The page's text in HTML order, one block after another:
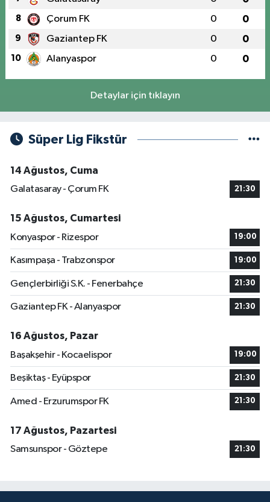
8 Çorum FK 0 0
9 Gaziantep FK 0 0
10 Alanyaspor 0 0
Detaylar için tıklayın
Süper Lig Fikstür
14 Ağustos, Cuma
Galatasaray - Çorum FK
21:30
15 Ağustos, Cumartesi
Konyaspor - Rizespor
19:00
Kasımpaşa - Trabzonspor 19:00
Gençlerbirliği S.K. - Fenerbahçe 21:30
Gaziantep FK - Alanyaspor 21:30
16 Ağustos, Pazar
Başakşehir - Kocaelispor
19:00
Beşiktaş - Eyüpspor 21:30
Amed - Erzurumspor FK 21:30
17 Ağustos, Pazartesi
Samsunspor - Göztepe
21:30